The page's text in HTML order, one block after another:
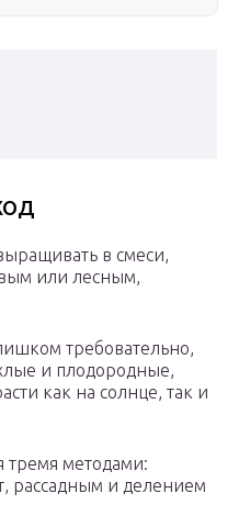
в смеси,
или лесным,
требовательно,
и плодородные,
как на солнце, так и
тремя методами:
рассадным и делением